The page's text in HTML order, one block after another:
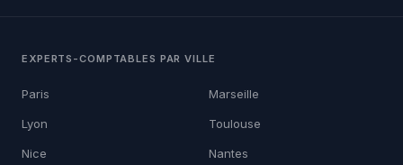
EXPERTS-COMPTABLES PAR VILLE
Paris Marseille
Lyon Toulouse
Nice Nantes